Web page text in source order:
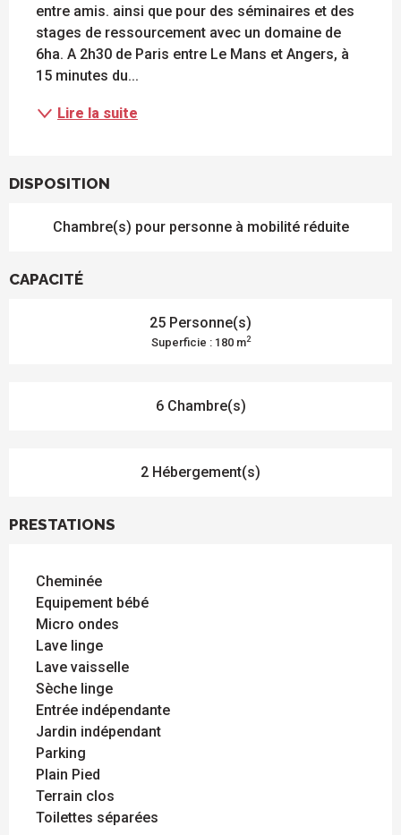
entre amis. ainsi que pour des séminaires et des
stages de ressourcement avec un domaine de
6ha. A 2h30 de Paris entre Le Mans et Angers, à
15 minutes du...
Lire la suite
DISPOSITION
Chambre(s) pour personne à mobilité réduite
CAPACITÉ
25 Personne(s)
Superficie : 180 m2
6 Chambre(s)
2 Hébergement(s)
PRESTATIONS
Cheminée
Equipement bébé
Micro ondes
Lave linge
Lave vaisselle
Sèche linge
Entrée indépendante
Jardin indépendant
Parking
Plain Pied
Terrain clos
Toilettes séparées